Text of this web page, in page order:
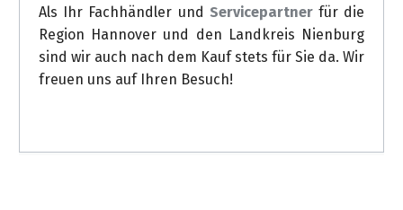
Als Ihr Fachhändler und Servicepartnerfür die
Region Hannover und den Landkreis Nienburg
sind wir auch nach dem Kauf stets für Sie da. Wir
freuen uns auf Ihren Besuch!